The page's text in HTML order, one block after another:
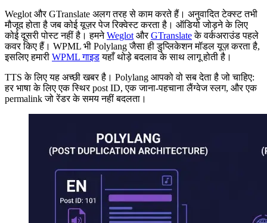
Weglot और GTranslate अलग तरह से काम करते हैं। अनुवादित टेक्स्ट तभी
मौजूद होता है जब कोई यूज़र पेज रिक्वेस्ट करता है। ऑडियो जोड़ने के लिए
कोई दूसरी पोस्ट नहीं है। हमनेWeglotऔरGTranslateके वर्कअराउंड पहले
कवर किए हैं। WPML भी Polylang जैसा ही डुप्लिकेशन मॉडल यूज़ करता है,
इसलिए हमारी WPML गाइडयहाँ थोड़े बदलाव के साथ लागू होती है।
TTS के लिए यह अच्छी खबर है। Polylang आपको वो सब देता है जो चाहिए:
हर भाषा के लिए एक स्थिर post ID, एक जाना-पहचाना लैंग्वेज स्लग, और एक
permalink जो रेंडर के समय नहीं बदलता।